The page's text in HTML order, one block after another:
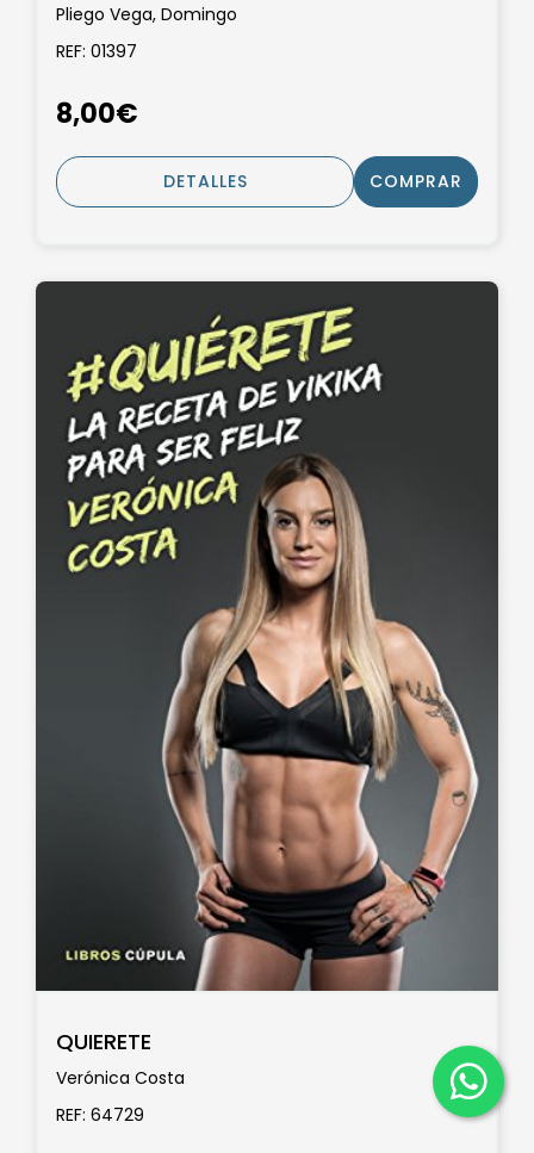
Pliego Vega, Domingo
REF: 01397
8,00€
DETALLES COMPRAR
QUIERETE
Verónica Costa
REF: 64729